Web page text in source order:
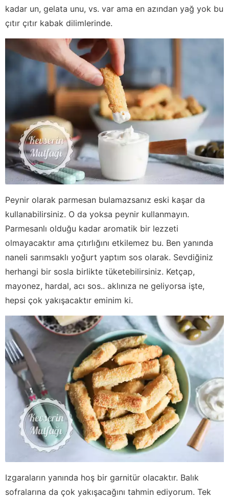
kadar un, gelata unu, vs. var ama en azından yağ yok bu
çıtır çıtır kabak dilimlerinde.
Peynir olarak parmesan bulamazsanız eski kaşar da
kullanabilirsiniz. O da yoksa peynir kullanmayın.
Parmesanlı olduğu kadar aromatik bir lezzeti
olmayacaktır ama çıtırlığını etkilemez bu. Ben yanında
naneli sarımsaklı yoğurt yaptım sos olarak. Sevdiğiniz
herhangi bir sosla birlikte tüketebilirsiniz. Ketçap,
mayonez, hardal, acı sos.. aklınıza ne geliyorsa işte,
hepsi çok yakışacaktır eminim ki.
Izgaraların yanında hoş bir garnitür olacaktır. Balık
sofralarına da çok yakışacağını tahmin ediyorum. Tek